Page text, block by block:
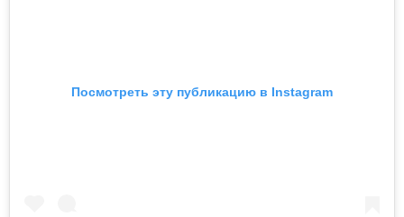
Посмотреть эту публикацию в Instagram